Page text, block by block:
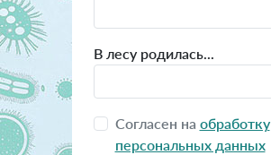
В лесу родилась...
Согласен на обработку
персональных данных